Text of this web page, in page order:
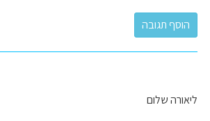
ליאורה שלום